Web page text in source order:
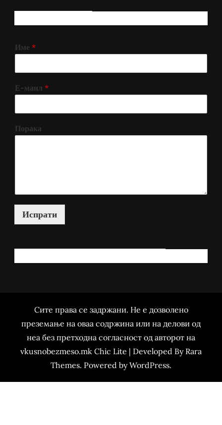
Име *
Е-маил *
Порака
Испрати
Сите права се задржани. Не е дозволено
преземање на оваа содржина или на делови од
неа без претходна согласност од авторот на
vkusnobezmeso.mk Chic Lite | Developed By Rara
Themes. Powered byWordPress.